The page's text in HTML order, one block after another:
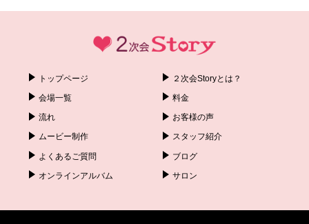
トップページ ２次会Storyとは？
会場一覧 料金
流れ お客様の声
ムービー制作 スタッフ紹介
よくあるご質問 ブログ
オンラインアルバム サロン